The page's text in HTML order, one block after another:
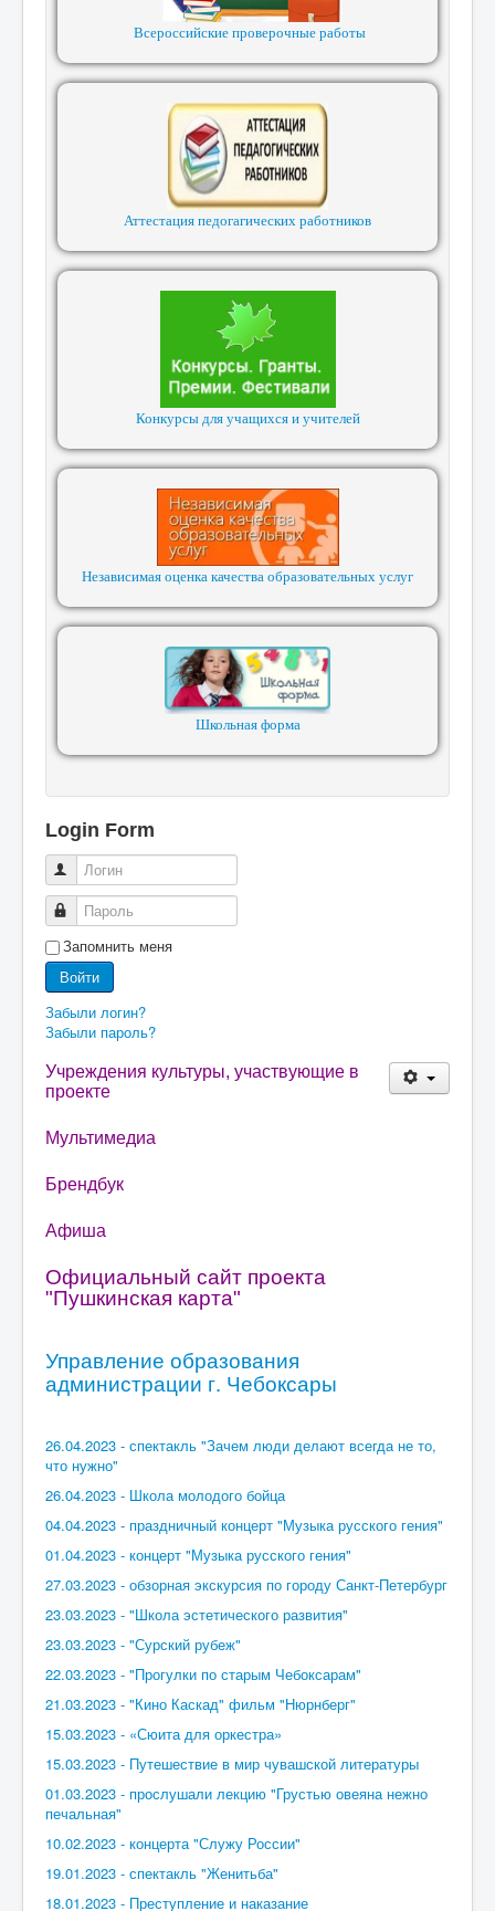
Всероссийские проверочные работы
Аттестация педогагических работников
Конкурсы для учащихся и учителей
Независимая оценка качества образовательных услуг
Школьная форма
Login Form
Логин
Пароль
Запомнить меня
Войти
Забыли логин?
Забыли пароль?
Учреждения культуры, участвующие в
проекте
Мультимедиа
Брендбук
Афиша
Официальный сайт проекта
"Пушкинская карта"
Управление образования
администрации г. Чебоксары
26.04.2023 - спектакль "Зачем люди делают всегда не то,
что нужно"
26.04.2023 - Школа молодого бойца
04.04.2023 - праздничный концерт "Музыка русского гения"
01.04.2023 - концерт "Музыка русского гения"
27.03.2023 - обзорная экскурсия по городу Санкт-Петербург
23.03.2023 - "Школа эстетического развития"
23.03.2023 - "Сурский рубеж"
22.03.2023 - "Прогулки по старым Чебоксарам"
21.03.2023 - "Кино Каскад" фильм "Нюрнберг"
15.03.2023 - «Сюита для оркестра»
15.03.2023 - Путешествие в мир чувашской литературы
01.03.2023 - прослушали лекцию "Грустью овеяна нежно
печальная"
10.02.2023 - концерта "Служу России"
19.01.2023 - спектакль "Женитьба"
18.01.2023 - Преступление и наказание